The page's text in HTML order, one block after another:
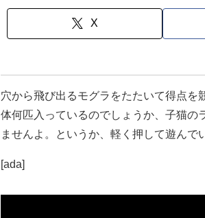
X
穴から飛び出るモグラをたたいて得点を
体何匹入っているのでしょうか、子猫の
ませんよ。というか、軽く押して遊んで
[ada]